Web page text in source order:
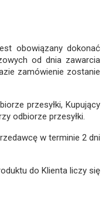
obowiązany dokonać
od dnia zawarcia
zamówienie zostanie
przesyłki, Kupujący
odbiorze przesyłki.
w terminie 2 dni
do Klienta liczy się